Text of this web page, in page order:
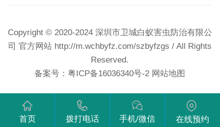
Copyright © 2020-2024 深圳市卫城白蚁害虫防治有限公
司 官方网站 http://m.wchbyfz.com/szbyfzgs / All Rights
Reserved.
备案号：粤ICP备16036340号-2 网站地图
首页 拨打电话 手机/微信 在线预约